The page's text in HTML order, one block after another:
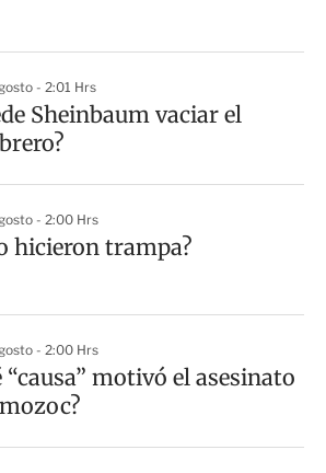
- 2:01 Hrs
Sheinbaum vaciar el
- 2:00 Hrs
hicieron trampa?
- 2:00 Hrs
“causa” motivó el asesinato